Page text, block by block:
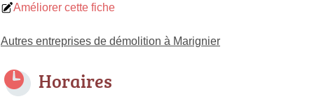
Améliorer cette fiche
Autres entreprises de démolition à Marignier
Horaires